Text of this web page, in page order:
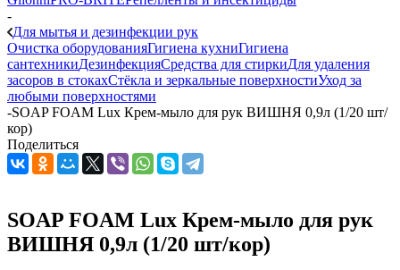
-
Для мытья и дезинфекции рук
Очистка оборудованияГигиена кухниГигиена
сантехникиДезинфекцияСредства для стиркиДля удаления
засоров в стокахСтёкла и зеркальные поверхностиУход за
любыми поверхностями
-SOAP FOAM Lux Крем-мыло для рук ВИШНЯ 0,9л (1/20 шт/
кор)
Поделиться
SOAP FOAM Lux Крем-мыло для рук
ВИШНЯ 0,9л (1/20 шт/кор)